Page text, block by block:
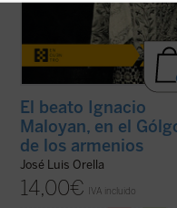
El beato Ignacio
Maloyan, en el
de los armenios
José Luis Orella
14,00€ IVA incluido